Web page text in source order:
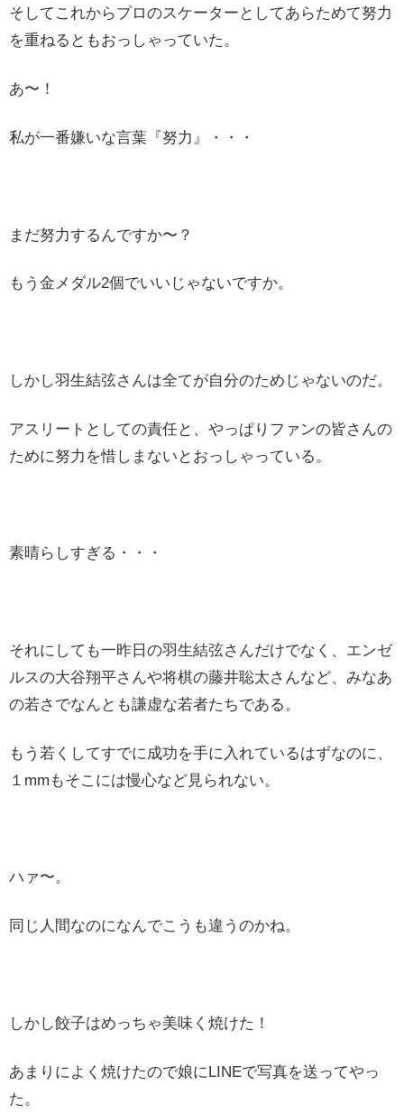
そしてこれからプロのスケーターとしてあらためて努力
を重ねるともおっしゃっていた。
あ〜！
私が一番嫌いな言葉『努力』・・・
まだ努力するんですか〜？
もう金メダル2個でいいじゃないですか。
しかし羽生結弦さんは全てが自分のためじゃないのだ。
アスリートとしての責任と、やっぱりファンの皆さんの
ために努力を惜しまないとおっしゃっている。
素晴らしすぎる・・・
それにしても一昨日の羽生結弦さんだけでなく、エンゼ
ルスの大谷翔平さんや将棋の藤井聡太さんなど、みなあ
の若さでなんとも謙虚な若者たちである。
もう若くしてすでに成功を手に入れているはずなのに、
１mmもそこには慢心など見られない。
ハァ〜。
同じ人間なのになんでこうも違うのかね。
しかし餃子はめっちゃ美味く焼けた！
あまりによく焼けたので娘にLINEで写真を送ってやっ
た。